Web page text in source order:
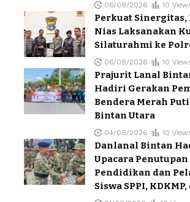
06/08/2026 10
Perkuat Sinergitas,
Nias Laksanakan
Silaturahmi ke
06/08/2026 10
Prajurit Lanal
Hadiri Gerakan
Bendera Merah
Bintan Utara
04/08/2026 10
Danlanal Bintan
Upacara Penutupan
Pendidikan dan
Siswa SPPI,